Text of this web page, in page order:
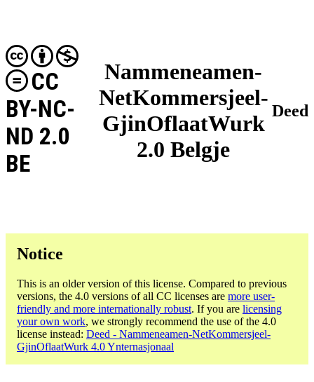
Nammeneamen-
NetKommersjeel-
GjinOflaatWurk
2.0 Belgje
CC
BY-NC-
ND 2.0
BE
Deed
Notice
This is an older version of this license. Compared to previous
versions, the 4.0 versions of all CC licenses are more user-
friendly and more internationally robust. If you are licensing
your own work, we strongly recommend the use of the 4.0
license instead: Deed - Nammeneamen-NetKommersjeel-
GjinOflaatWurk 4.0 Ynternasjonaal